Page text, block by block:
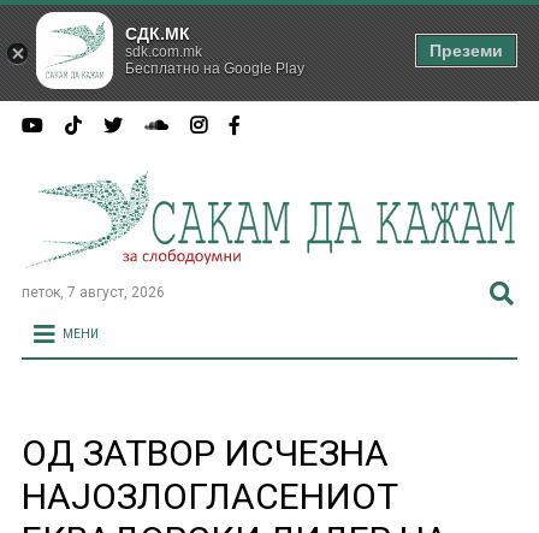
петок, 7 август, 2026
МЕНИ
ОД ЗАТВОР ИСЧЕЗНА
НАЈОЗЛОГЛАСЕНИОТ
СДК.МК
sdk.com.mk
Бесплатно на Google Play
Преземи